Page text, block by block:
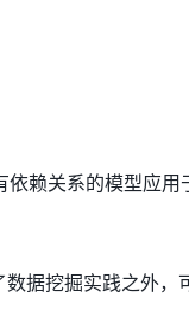
赖关系的模型应
据挖掘实践之外